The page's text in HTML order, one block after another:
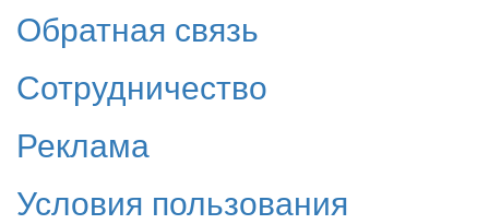
Обратная связь
Сотрудничество
Реклама
Условия пользования